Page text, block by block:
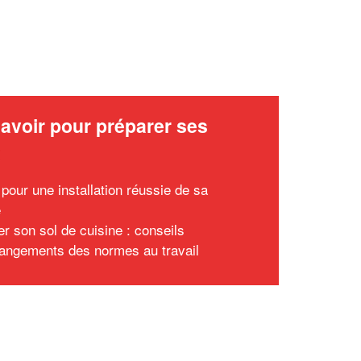
pour préparer ses
une installation réussie de sa
son sol de cuisine : conseils
des normes au travail